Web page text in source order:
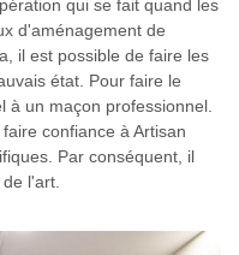
qui se fait quand les
d'aménagement de
il est possible de faire les
état. Pour faire le
à un maçon professionnel.
confiance à Artisan
Par conséquent, il
l'art.